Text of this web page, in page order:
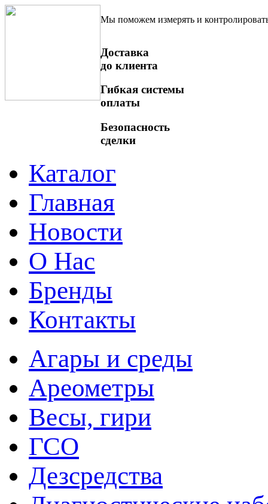
Мы поможем измерять и
Доставка
до клиента
Гибкая системы
оплаты
Безопасность
сделки
Каталог
Главная
Новости
О Нас
Бренды
Контакты
Агары и среды
Ареометры
Весы, гири
ГСО
Дезсредства